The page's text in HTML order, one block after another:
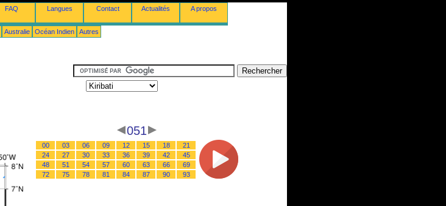
FAQ Langues Contact Actualités A propos
Australie Océan Indien Autres
051
00 03 06 09 12 15 18
21
24
27 30 33 36 39 42
45
48
51 54 57 60 63 66
69
72
75 78 81 84 87 90 93